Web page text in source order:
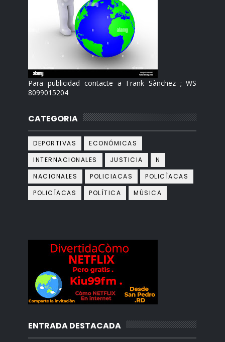
Para publicidad contacte a Frank Sànchez ; WS
8099015204
CATEGORIA
DEPORTIVAS
ECONÓMICAS
INTERNACIONALES
JUSTICIA
N
NACIONALES
POLICIACAS
POLICÌACAS
POLICÍACAS
POLÍTICA MÙSICA
ENTRADA DESTACADA